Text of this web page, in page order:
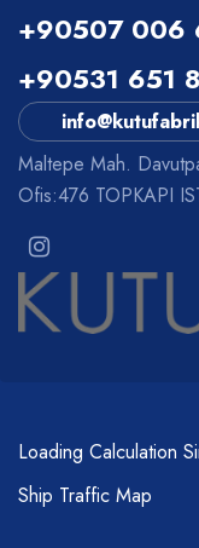
+90507 006
+90531 651
Maltepe Mah.
Ofis:476 TOPKAPI
Loading Calculation
Ship Traffic Map